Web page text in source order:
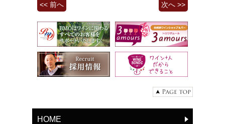
<< 前へ 次へ >>
HOME